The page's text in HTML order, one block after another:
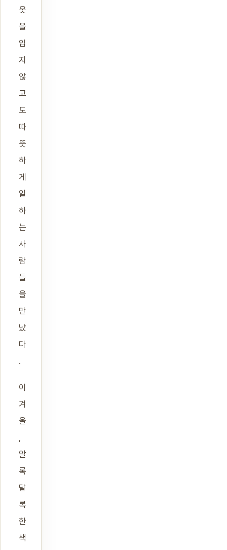
옷
을
입
지
않
고
도
따
뜻
하
게
일
하
는
사
람
들
을
만
났
다
.
이
겨
울
,
알
록
달
록
한
색